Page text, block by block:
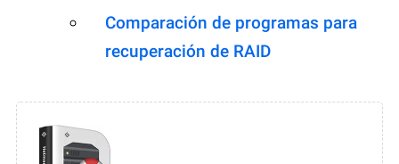
Comparación de programas para
recuperación de RAID